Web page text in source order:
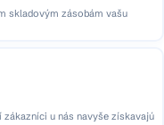
skladovým zásobám vašu
u nás navyše získavajú